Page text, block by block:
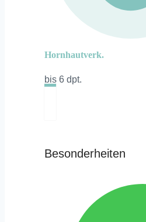
Hornhautverk.
bis 6 dpt.
Besonderheiten